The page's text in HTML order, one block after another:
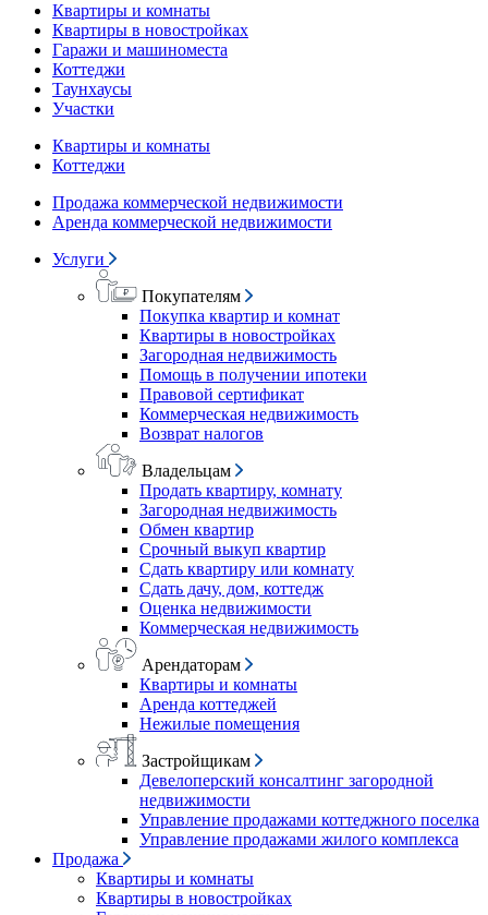
Квартиры и комнаты
Квартиры в новостройках
Гаражи и машиноместа
Коттеджи
Таунхаусы
Участки
Квартиры и комнаты
Коттеджи
Продажа коммерческой недвижимости
Аренда коммерческой недвижимости
Услуги
Покупателям
Покупка квартир и комнат
Квартиры в новостройках
Загородная недвижимость
Помощь в получении ипотеки
Правовой сертификат
Коммерческая недвижимость
Возврат налогов
Владельцам
Продать квартиру, комнату
Загородная недвижимость
Обмен квартир
Срочный выкуп квартир
Сдать квартиру или комнату
Сдать дачу, дом, коттедж
Оценка недвижимости
Коммерческая недвижимость
Арендаторам
Квартиры и комнаты
Аренда коттеджей
Нежилые помещения
Застройщикам
Девелоперский консалтинг загородной
недвижимости
Управление продажами коттеджного поселка
Управление продажами жилого комплекса
Продажа
Квартиры и комнаты
Квартиры в новостройках